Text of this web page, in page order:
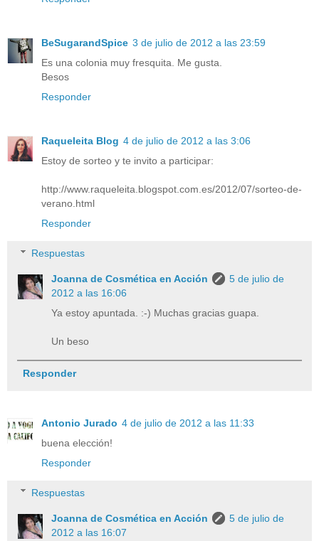
BeSugarandSpice 3 de julio de 2012 a las 23:59
Es una colonia muy fresquita. Me gusta.
Besos
Responder
Raqueleita Blog 4 de julio de 2012 a las 3:06
Estoy de sorteo y te invito a participar:
http://www.raqueleita.blogspot.com.es/2012/07/sorteo-de-
verano.html
Responder
Respuestas
Joanna de Cosmética en Acción
5 de julio de
2012 a las 16:06
Ya estoy apuntada. :-) Muchas gracias guapa.
Un beso
Responder
Antonio Jurado 4 de julio de 2012 a las 11:33
buena elección!
Responder
Respuestas
Joanna de Cosmética en Acción
5 de julio de
2012 a las 16:07